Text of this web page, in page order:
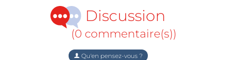
Pour Same Sky, c’est l’opportunité de toucher un
public plus large tout en conservant un haut niveau
d’exigence technique.
Discussion
(0 commentaire(s))
Qu'en pensez-vous ?